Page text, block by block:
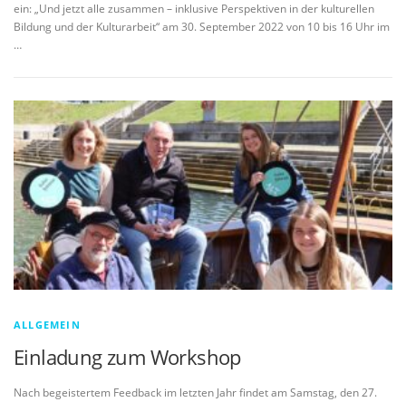
ein: „Und jetzt alle zusammen – inklusive Perspektiven in der kulturellen
Bildung und der Kulturarbeit“ am 30. September 2022 von 10 bis 16 Uhr im
…
ALLGEMEIN
Einladung zum Workshop
Nach begeistertem Feedback im letzten Jahr findet am Samstag, den 27.